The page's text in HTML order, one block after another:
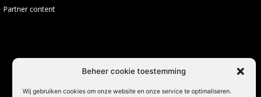
Beheer cookie toestemming
Wij gebruiken cookies om onze website en onze service te optimaliseren.
Partner content